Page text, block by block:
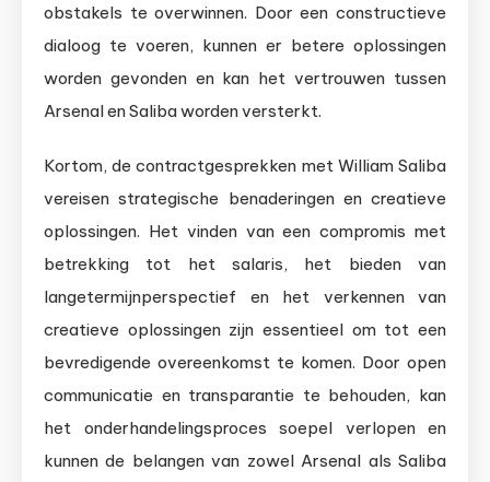
obstakels te overwinnen. Door een constructieve
dialoog te voeren, kunnen er betere oplossingen
worden gevonden en kan het vertrouwen tussen
Arsenal en Saliba worden versterkt.
Kortom, de contractgesprekken met William Saliba
vereisen strategische benaderingen en creatieve
oplossingen. Het vinden van een compromis met
betrekking tot het salaris, het bieden van
langetermijnperspectief en het verkennen van
creatieve oplossingen zijn essentieel om tot een
bevredigende overeenkomst te komen. Door open
communicatie en transparantie te behouden, kan
het onderhandelingsproces soepel verlopen en
kunnen de belangen van zowel Arsenal als Saliba